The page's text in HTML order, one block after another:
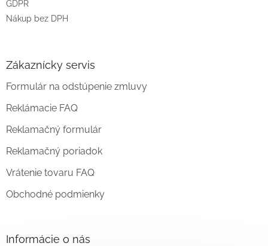
GDPR
Nákup bez DPH
Zákaznícky servis
Formulár na odstúpenie zmluvy
Reklámacie FAQ
Reklamačný formulár
Reklamačný poriadok
Vrátenie tovaru FAQ
Obchodné podmienky
Informácie o nás